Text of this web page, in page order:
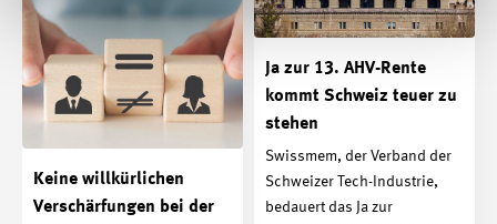
Ja zur 13. AHV-Rente
kommt Schweiz teuer zu
stehen
Swissmem, der Verband der
Schweizer Tech-Industrie,
bedauert das Ja zur
Keine willkürlichen
Verschärfungen bei der